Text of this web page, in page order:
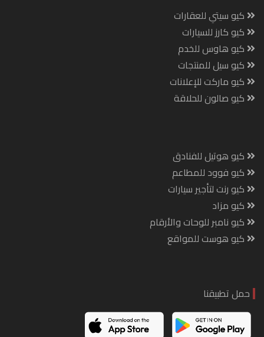
كيو سيتي للعقارات
كيو كارز للسيارات
كيو هاوس للخدم
كيو سيل للمنتجات
كيو ماركت للإعلانات
كيو صالون للحلاقة
كيو هوتيل للفنادق
كيو فوود للمطاعم
كيو رنت لتأجير سيارات
كيو مزاد
كيو نامبر للوحات والأرقام
كيو هوست للمواقع
حمل تطبيقنا